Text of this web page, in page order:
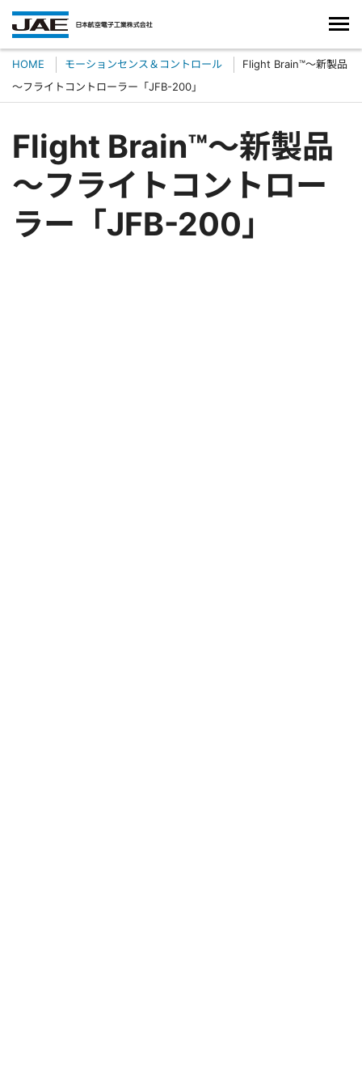
HOME モーションセンス＆コントロール
Flight Brain™～新製品
～フライトコントローラー「JFB-200」
Flight Brain™～新製品
～フライトコントロー
ラー「JFB-200」